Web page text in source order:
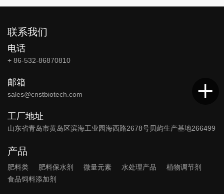
联系我们
电话
+ 86-532-86870810
邮箱
sales@cnstbiotech.com
工厂地址
山东省青岛市黄岛区滨海工业园海西路2678号贝屿生产基地266499
产品
肥料类 肥料保水剂 微量元素 水处理产品
植物调节剂
食品饲料添加剂